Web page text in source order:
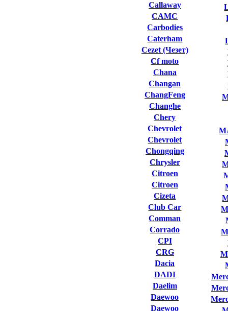
Callaway
CAMC
Carbodies
Caterham
Cezet (Чезет)
Cf moto
Chana
Changan
ChangFeng
Changhe
Chery
Chevrolet
Chevrolet
Chongqing
Chrysler
Citroen
Citroen
Cizeta
Club Сar
Comman
Corrado
CPI
CRG
Dacia
DADI
Daelim
Daewoo
Daewoo